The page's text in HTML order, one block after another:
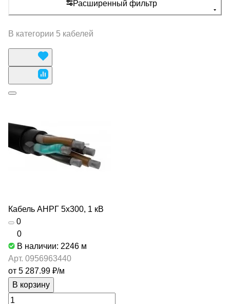
Расширенный фильтр
В категории 5 кабелей
Кабель АНРГ 5х300, 1 кВ
0
0
В наличии: 2246 м
Арт. 0956963440
от 5 287.99 ₽/м
В корзину